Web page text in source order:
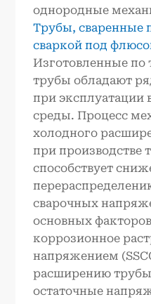
однородные
Трубы, сваренные
сваркой под
Изготовленные по
трубы обладают
при эксплуатации
среды. Процесс
холодного
при производстве
способствует
сварочных
основных
коррозионное
напряжением
расширению трубы
остаточные